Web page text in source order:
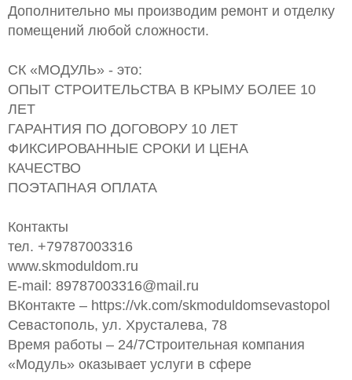
Дополнительно мы производим ремонт и отделку
помещений любой сложности.
СК «МОДУЛЬ» - это:
ОПЫТ СТРОИТЕЛЬСТВА В КРЫМУ БОЛЕЕ 10
ЛЕТ
ГАРАНТИЯ ПО ДОГОВОРУ 10 ЛЕТ
ФИКСИРОВАННЫЕ СРОКИ И ЦЕНА
КАЧЕСТВО
ПОЭТАПНАЯ ОПЛАТА
Контакты
тел. +79787003316
www.skmoduldom.ru
Е-mail: 89787003316@mail.ru
ВКонтакте – https://vk.com/skmoduldomsevastopol
Севастополь, ул. Хрусталева, 78
Время работы – 24/7Строительная компания
«Модуль» оказывает услуги в сфере